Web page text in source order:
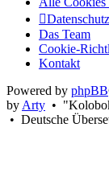
Das Team
Cookie-
Kontakt
Powered by phpBB
byArty •
• Deutsche